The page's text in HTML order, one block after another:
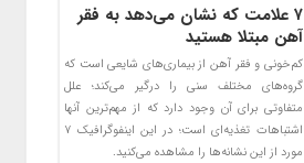
۷ علامت که نشان می‌دهد به فقر
آهن مبتلا هستید
کم‌خونی و فقر آهن از بیماری‌های شایعی است که
گروه‌های مختلف سنی را درگیر می‌کند؛ علل
متفاوتی برای آن وجود دارد که از مهم‌ترین آنها
اشتباهات تغذیه‌ای است؛ در این اینفوگرافیک ۷
مورد از این نشانه‌ها را مشاهده می‌کنید.